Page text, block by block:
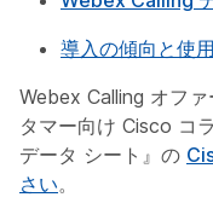
導入の傾向と使
Webex Calling オフ
タマー向け Cisco コ
データ シート』の
さい。